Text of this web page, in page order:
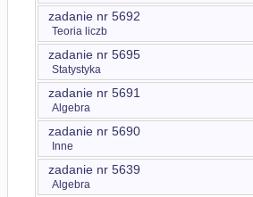
zadanie nr 5692
Teoria liczb
zadanie nr 5695
Statystyka
zadanie nr 5691
Algebra
zadanie nr 5690
Inne
zadanie nr 5639
Algebra